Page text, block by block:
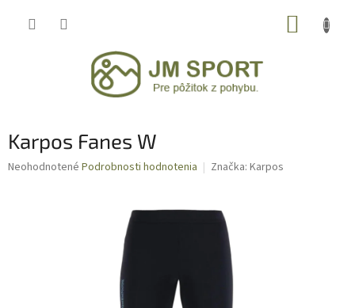
Karpos Fanes W
Priemerné
Neohodnotené Podrobnosti hodnotenia Značka: Karpos